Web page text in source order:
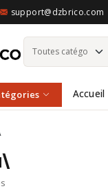
support@dzbrico.com
Accueil